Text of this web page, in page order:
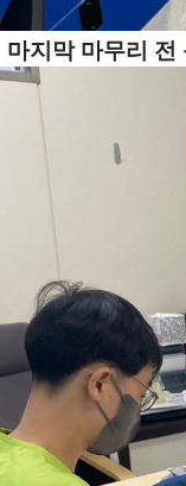
마지막 마무리 전